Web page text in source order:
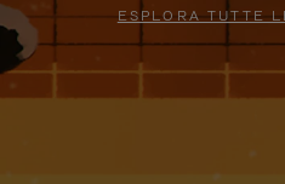
ESPLORA TUTTE